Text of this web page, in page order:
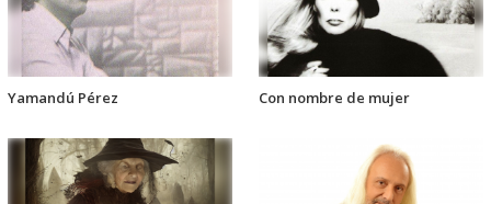
Yamandú Pérez Con nombre de mujer